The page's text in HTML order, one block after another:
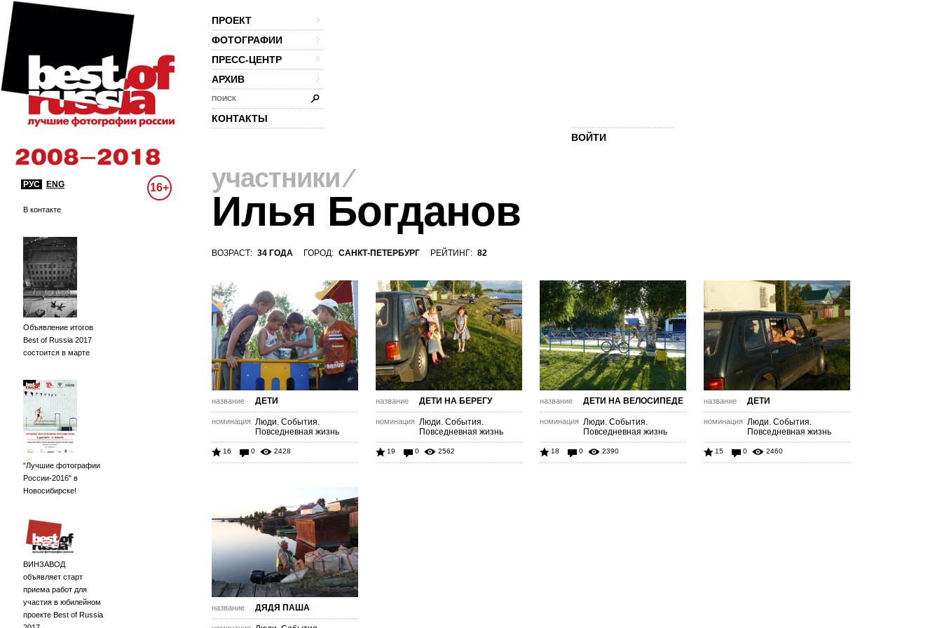
ПРОЕКТ
ФОТОГРАФИИ
ПРЕСС-ЦЕНТР
АРХИВ
ПОИСК
КОНТАКТЫ
ВОЙТИ
РУС ENG 16+
В контакте
Объявление итогов
Best of Russia 2017
состоится в марте
"Лучшие фотографии
России-2016" в
Новосибирске!
ВИНЗАВОД
объявляет старт
приема работ для
участия в юбилейном
проекте Best of Russia
участники⁄
Илья Богданов
ВОЗРАСТ: 34 ГОДА ГОРОД: САНКТ-ПЕТЕРБУРГ РЕЙТИНГ: 82
название ДЕТИ
номинация Люди. События.
Повседневная жизнь
16 0 2428
название ДЕТИ НА БЕРЕГУ
номинация Люди. События.
Повседневная жизнь
19 0 2562
название ДЕТИ НА ВЕЛОСИПЕДЕ
номинация Люди. События.
Повседневная жизнь
18 0 2390
название ДЕТИ
номинация Люди. События.
Повседневная жизнь
15 0 2460
название ДЯДЯ ПАША